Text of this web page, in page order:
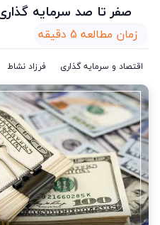
صفر تا صد سرمایه
زمان مطالعه 5 دقیقه
اقتصاد و سرمایه گذاری فرزاد نشاط